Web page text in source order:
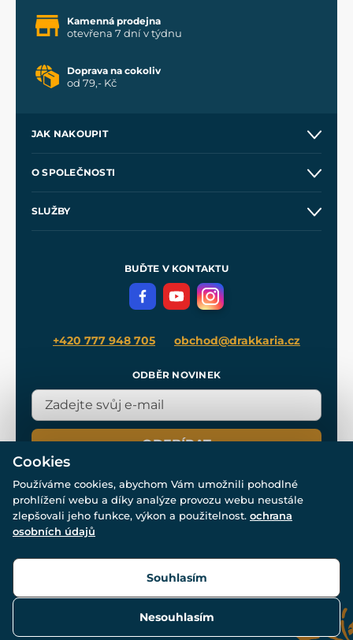
Kamenná prodejna
otevřena 7 dní v týdnu
Doprava na cokoliv
od 79,- Kč
JAK NAKOUPIT
Velkoobchod
O SPOLEČNOSTI
SLUŽBY
Meče pro Kingdom Come
BUĎTE V KONTAKTU
+420 777 948 705 obchod@drakkaria.cz
ODBĚR NOVINEK
ODEBÍRAT
© Všechna práva vyhrazena. www.drakkaria.cz 2007-2026.
Cookies
Používáme cookies, abychom Vám umožnili pohodlné
prohlížení webu a díky analýze provozu webu neustále
zlepšovali jeho funkce, výkon a použitelnost. ochrana
osobních údajů
Nesouhlasím
Souhlasím